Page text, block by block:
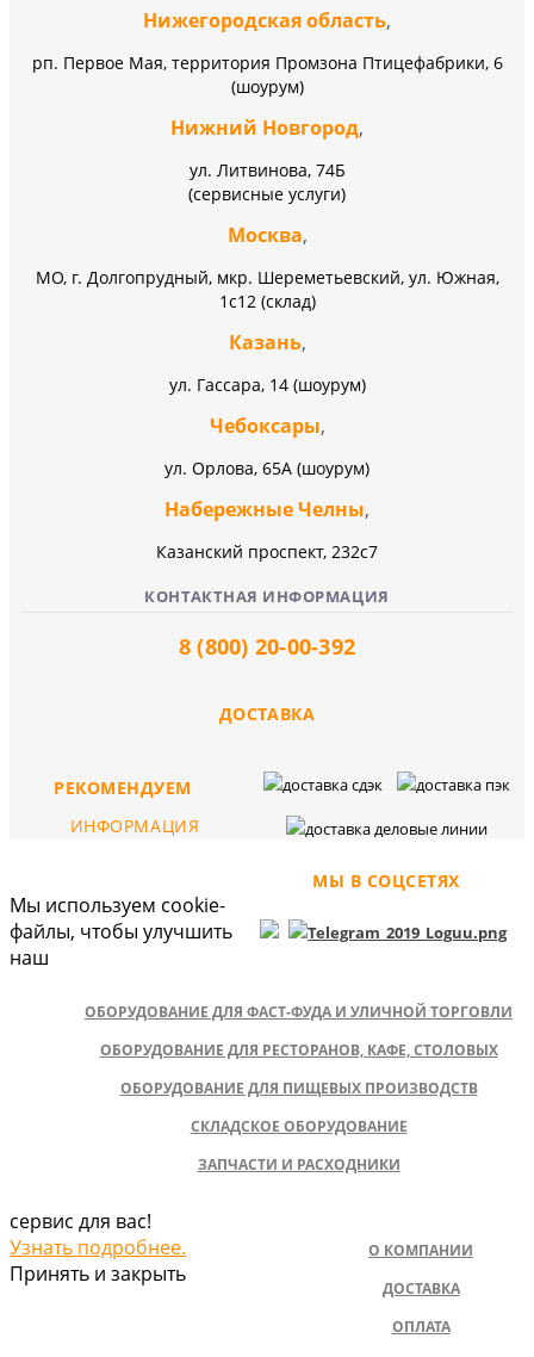
Нижегородская область,
рп. Первое Мая, территория Промзона Птицефабрики, 6
(шоурум)
Нижний Новгород,
ул. Литвинова, 74Б
(сервисные услуги)
Москва,
МО, г. Долгопрудный, мкр. Шереметьевский, ул. Южная,
1с12 (склад)
Казань,
ул. Гассара, 14 (шоурум)
Чебоксары,
ул. Орлова, 65А (шоурум)
Набережные Челны,
Казанский проспект, 232c7
КОНТАКТНАЯ ИНФОРМАЦИЯ
8 (800) 20-00-392
ДОСТАВКА
МЫ В СОЦСЕТЯХ
РЕКОМЕНДУЕМ
ОБОРУДОВАНИЕ ДЛЯ ФАСТ-ФУДА И УЛИЧНОЙ ТОРГОВЛИ
ОБОРУДОВАНИЕ ДЛЯ РЕСТОРАНОВ, КАФЕ, СТОЛОВЫХ
ОБОРУДОВАНИЕ ДЛЯ ПИЩЕВЫХ ПРОИЗВОДСТВ
СКЛАДСКОЕ ОБОРУДОВАНИЕ
ЗАПЧАСТИ И РАСХОДНИКИ
ИНФОРМАЦИЯ
О КОМПАНИИ
ДОСТАВКА
ОПЛАТА
Мы используем cookie-
файлы, чтобы улучшить
наш
сервис для вас!
Узнать подробнее.
Принять и закрыть